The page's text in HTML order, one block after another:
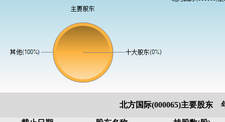
北方国际(000065)主要股东